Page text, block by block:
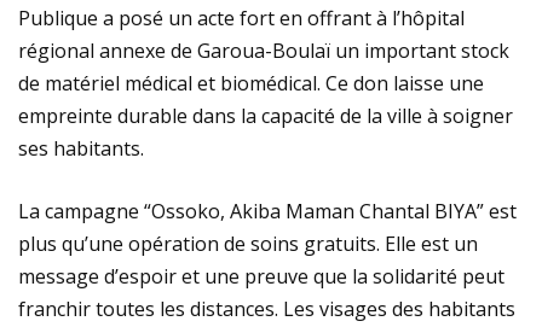
Publique a posé un acte fort en offrant à l’hôpital
régional annexe de Garoua-Boulaï un important stock
de matériel médical et biomédical. Ce don laisse une
empreinte durable dans la capacité de la ville à soigner
ses habitants.
La campagne “Ossoko, Akiba Maman Chantal BIYA” est
plus qu’une opération de soins gratuits. Elle est un
message d’espoir et une preuve que la solidarité peut
franchir toutes les distances. Les visages des habitants